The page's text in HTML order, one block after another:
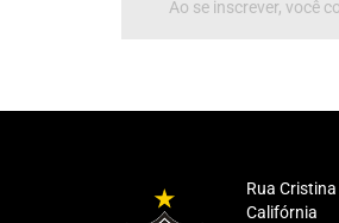
Ao se inscrever, você
Rua
Califórnia